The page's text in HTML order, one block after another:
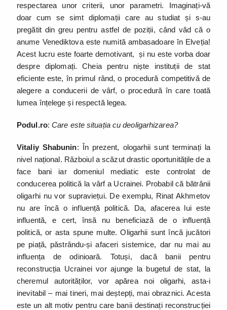
respectarea unor criterii, unor parametri. Imaginați-vă
doar cum se simt diplomații care au studiat și s-au
pregătit din greu pentru astfel de poziții, când văd că o
anume Venediktova este numită ambasadoare în Elveția!
Acest lucru este foarte demotivant, și nu este vorba doar
despre diplomați. Cheia pentru niște instituții de stat
eficiente este, în primul rând, o procedură competitivă de
alegere a conducerii de vârf, o procedură în care toată
lumea înțelege și respectă legea.
Podul.ro:Care este situația cu deoligarhizarea?
Vitaliy Shabunin: În prezent, ologarhii sunt terminați la
nivel național. Războiul a scăzut drastic oportunitățile de a
face bani iar domeniul mediatic este controlat de
conducerea politică la vârf a Ucrainei. Probabil că bătrânii
oligarhi nu vor supraviețui. De exemplu, Rinat Akhmetov
nu are încă o influență politică. Da, afacerea lui este
influentă, e cert, însă nu beneficiază de o influență
politică, or asta spune multe. Oligarhii sunt încă jucători
pe piață, păstrându-și afaceri sistemice, dar nu mai au
influența de odinioară. Totuși, dacă banii pentru
reconstrucția Ucrainei vor ajunge la bugetul de stat, la
cheremul autorităților, vor apărea noi oligarhi, asta-i
inevitabil – mai tineri, mai deștepți, mai obraznici. Acesta
este un alt motiv pentru care banii destinați reconstrucției